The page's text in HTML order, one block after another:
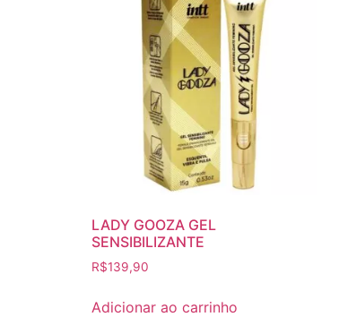
LADY GOOZA GEL
SENSIBILIZANTE
R$139,90
Adicionar ao carrinho